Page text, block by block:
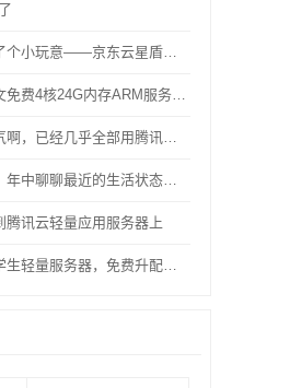
[建站]在京东云看到了个小玩意——京东云星盾安全加速。
[建站]开到了，甲骨文免费4核24G内存ARM服务器~
[建站]腾讯云还是大气啊，已经几乎全部用腾讯云了！
[生活]几个月无感了，年中聊聊最近的生活状态吧！
腾讯云轻量应用服务器上
[建站]已经把腾讯云学生轻量服务器，免费升配到：2核心、4G内存、6M带宽、80G硬盘、1200G流量